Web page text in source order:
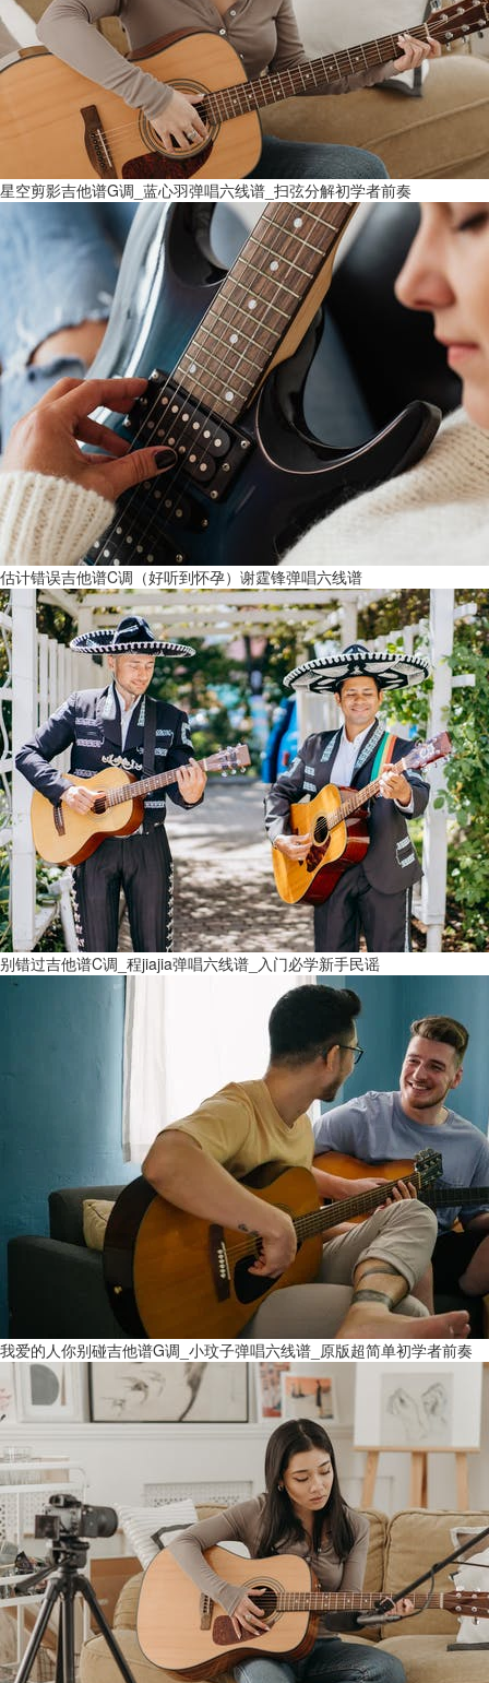
星空剪影吉他谱G调_蓝心羽弹唱六线谱_扫弦分解初学者前奏
估计错误吉他谱C调（好听到怀孕）谢霆锋弹唱六线谱
别错过吉他谱C调_程jiajia弹唱六线谱_入门必学新手民谣
我爱的人你别碰吉他谱G调_小玟子弹唱六线谱_原版超简单初学者前奏